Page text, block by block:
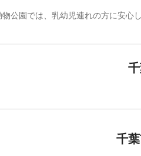
公園では、乳幼児連れの方に安心
千